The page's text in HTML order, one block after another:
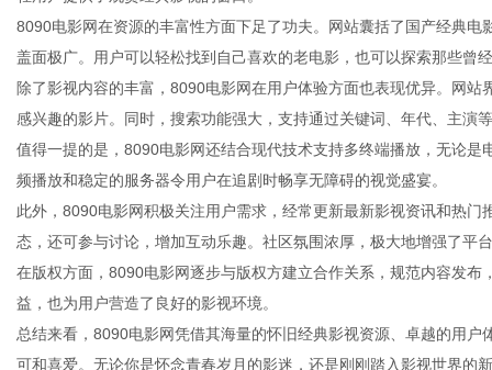
8090电影网在资源的丰富性方面下足了功夫。网站囊括了国产经典
盖面极广。用户可以轻松找到自己喜欢的老电影，也可以探索那些曾
除了影视内容的丰富，8090电影网在用户体验方面也表现优异。网
感兴趣的影片。同时，搜索功能强大，支持通过关键词、年代、主演
值得一提的是，8090电影网还结合现代技术支持多终端播放，无论
频播放和稳定的服务器令用户在追剧时畅享无障碍的视觉盛宴。
此外，8090电影网积极关注用户需求，经常更新最新影视资讯和热
态，还可参与讨论，增加互动乐趣。社区氛围浓厚，极大地增强了平
在版权方面，8090电影网逐步与版权方建立合作关系，规范内容发
益，也为用户营造了良好的影视环境。
总结来看，8090电影网凭借其海量的怀旧经典影视资源、卓越的用
可和喜爱。无论你是怀念青春岁月的影迷，还是刚刚踏入影视世界的